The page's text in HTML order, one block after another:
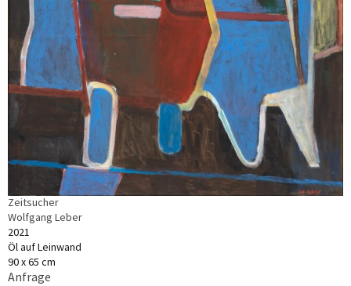
Zeitsucher
Wolfgang Leber
2021
Öl auf Leinwand
90 x 65 cm
Anfrage